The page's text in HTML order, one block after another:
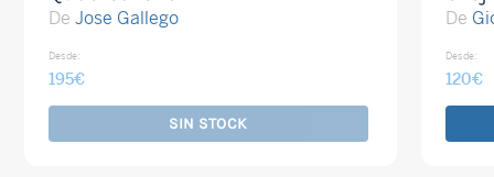
De Jose Gallego
Desde:
195€
SIN STOCK
De
Desde:
120€